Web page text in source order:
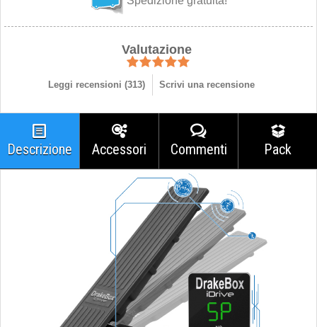
Valutazione
Leggi recensioni (313) Scrivi una recensione
Descrizione Accessori Commenti Pack